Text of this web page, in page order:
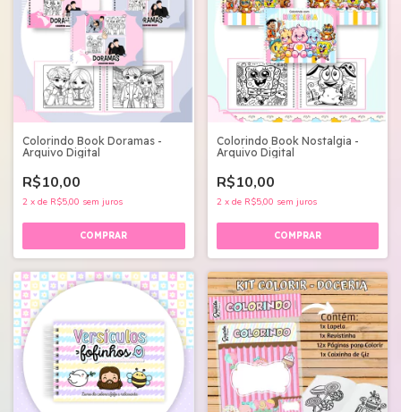
Colorindo Book Doramas -
Arquivo Digital
R$10,00
2 x de R$5,00 sem juros
Colorindo Book Nostalgia -
Arquivo Digital
R$10,00
2 x de R$5,00 sem juros